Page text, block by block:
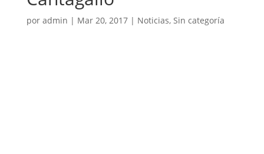
por admin | Mar 20, 2017| Noticias, Sin categoría